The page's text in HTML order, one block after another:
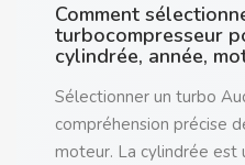
Comment
turbocompresseur
cylindrée, année,
Sélectionner un turbo
compréhension précise
moteur. La cylindrée est